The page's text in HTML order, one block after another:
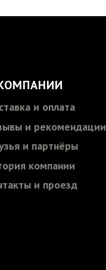
и оплата
и рекомендации
и партнёры
компании
и проезд